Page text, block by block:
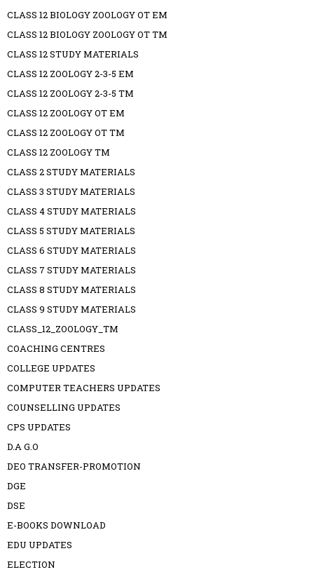
CLASS 12 BIOLOGY ZOOLOGY OT EM
CLASS 12 BIOLOGY ZOOLOGY OT TM
CLASS 12 STUDY MATERIALS
CLASS 12 ZOOLOGY 2-3-5 EM
CLASS 12 ZOOLOGY 2-3-5 TM
CLASS 12 ZOOLOGY OT EM
CLASS 12 ZOOLOGY OT TM
CLASS 12 ZOOLOGY TM
CLASS 2 STUDY MATERIALS
CLASS 3 STUDY MATERIALS
CLASS 4 STUDY MATERIALS
CLASS 5 STUDY MATERIALS
CLASS 6 STUDY MATERIALS
CLASS 7 STUDY MATERIALS
CLASS 8 STUDY MATERIALS
CLASS 9 STUDY MATERIALS
CLASS_12_ZOOLOGY_TM
COACHING CENTRES
COLLEGE UPDATES
COMPUTER TEACHERS UPDATES
COUNSELLING UPDATES
CPS UPDATES
D.A G.O
DEO TRANSFER-PROMOTION
DGE
DSE
E-BOOKS DOWNLOAD
EDU UPDATES
ELECTION